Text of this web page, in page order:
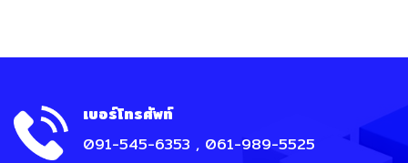
เบอร์โทรศัพท์
091-545-6353 , 061-989-5525